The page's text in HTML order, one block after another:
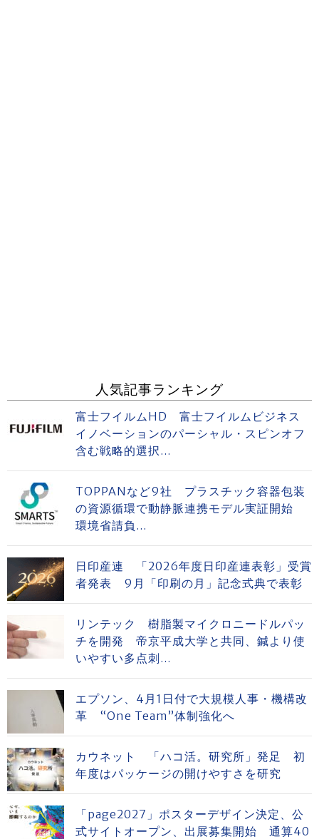
人気記事ランキング
富士フイルムHD 富士フイルムビジネス
イノベーションのパーシャル・スピンオフ
含む戦略的選択...
TOPPANなど9社 プラスチック容器包装
の資源循環で動静脈連携モデル実証開始
環境省請負...
日印産連 「2026年度日印産連表彰」受賞
者発表 9月「印刷の月」記念式典で表彰
リンテック 樹脂製マイクロニードルパッ
チを開発 帝京平成大学と共同、鍼より使
いやすい多点刺...
エプソン、4月1日付で大規模人事・機構改
革 “One Team”体制強化へ
カウネット 「ハコ活。研究所」発足 初
年度はパッケージの開けやすさを研究
「page2027」ポスターデザイン決定、公
式サイトオープン、出展募集開始 通算40